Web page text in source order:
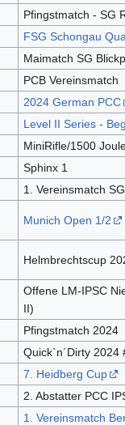
Pfingstmatch - SG
FSG Schongau
Maimatch SG
PCB Vereinsmatch
2024 German PCC
Level II Series -
MiniRifle/1500
Sphinx 1
1. Vereinsmatch
Munich Open 1/2
Helmbrechtscup
Offene LM-IPSC
II)
Pfingstmatch 2024
Quick`n´Dirty 2024
7. Heidberg Cup
2. Abstatter PCC
1. Vereinsmatch